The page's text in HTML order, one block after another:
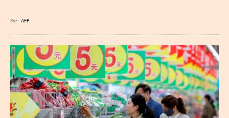
Por AFP